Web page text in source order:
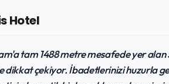
Hotel
tam 1488 metre mesafede yer
dikkat çekiyor. İbadetlerinizi huzurla